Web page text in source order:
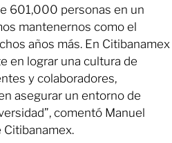
601,000 personas en un
mantenernos como el
años más. En Citibanamex
en lograr una cultura de
y colaboradores,
asegurar un entorno de
comentó Manuel
Citibanamex.